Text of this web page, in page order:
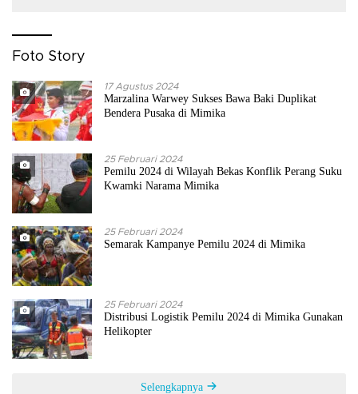
Foto Story
17 Agustus 2024
Marzalina Warwey Sukses Bawa Baki Duplikat
Bendera Pusaka di Mimika
25 Februari 2024
Pemilu 2024 di Wilayah Bekas Konflik Perang Suku
Kwamki Narama Mimika
25 Februari 2024
Semarak Kampanye Pemilu 2024 di Mimika
25 Februari 2024
Distribusi Logistik Pemilu 2024 di Mimika Gunakan
Helikopter
Selengkapnya